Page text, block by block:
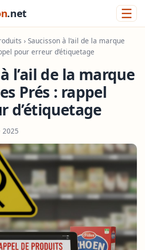
.net ☰
› Saucisson à l’ail de la marque
pour erreur d’étiquetage
l’ail de la marque
Prés : rappel
d’étiquetage
2025